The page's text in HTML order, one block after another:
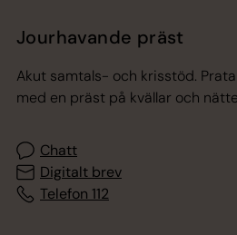
Jourhavande präst
Akut samtals- och krisstöd.
med en präst på kvällar och
Chatt
Digitalt brev
Telefon 112